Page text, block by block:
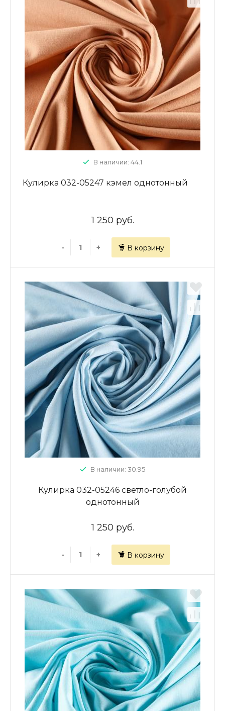
В наличии: 44.1
Кулирка 032-05247 кэмел однотонный
1 250 руб.
- + В корзину
В наличии: 30.95
Кулирка 032-05246 светло-голубой
однотонный
1 250 руб.
- + В корзину